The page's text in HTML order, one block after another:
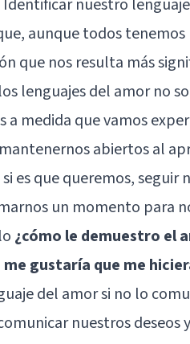
aunque todos
que nos resulta más
lenguajes del amor no
a medida que vamos
abiertos al
es que queremos,
un momento para
¿cómo le demuestro el
me gustaría que me
del amor si no lo
nuestros deseos